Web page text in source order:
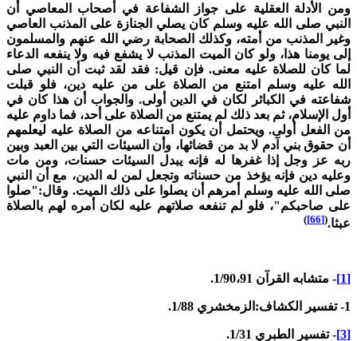
الأدلة العقلية على جواز الشفاعة في أصحاب المعاصي أن
صلى الله عليه وسلم كان يصلي الجنازة على المذنب العاصي
المذنب من أمته، وكذلك الصحابة رضي الله عنهم والمسلمون
يومنا هذا، ولو كان الميت المذنب لا يشفع فيه ولا ينفعه الدعاء
كان للصلاة عليه معنى. فإن قيل: فقد لقد ثبت أن النبي صلى
عليه وسلم امتنع من الصلاة على من عليه دين، فلو قبلت
في الكبائر لكان في الدين أولى. والجواب أن هذا كان في
الإسلام، ثم بعد ذلك لم يمتنع من الصلاة على أحد، فما داوم عليه
الفعل أولى. ويحتمل أن يكون امتناعه من الصلاة عليه ليعلمهم
حقوق بني آدم لا بد من قضائها، وأن السيئات التي بين العبد وبين
عز وجل إذا غفرها له فإنه يبدل السيئات حسنات، ومن مات
دين فإنه يؤخذ من حسناته وتجعل لمن له الدين، مع أن النبي
الله عليه وسلم أمرهم أن يصلوا على ذلك الميت. وقال:"صلوا
صاحبكم"، فلو لم تنفعه صلاتهم عليه لكان أمره لهم بالصلاة
(
[66]
)
- متشابه القرآن 1/90،91.
- تفسير الطبري 1/31.